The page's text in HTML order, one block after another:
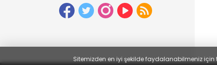
Sitemizden en iyi şekilde faydalanabilmeniz için